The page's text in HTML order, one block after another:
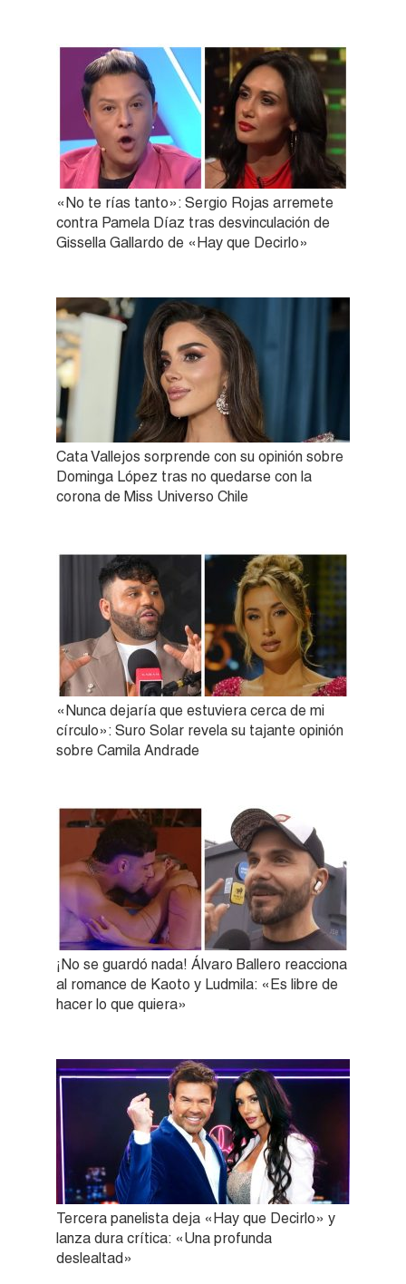
«No te rías tanto»: Sergio Rojas arremete
contra Pamela Díaz tras desvinculación de
Gissella Gallardo de «Hay que Decirlo»
Cata Vallejos sorprende con su opinión sobre
Dominga López tras no quedarse con la
corona de Miss Universo Chile
«Nunca dejaría que estuviera cerca de mi
círculo»: Suro Solar revela su tajante opinión
sobre Camila Andrade
¡No se guardó nada! Álvaro Ballero reacciona
al romance de Kaoto y Ludmila: «Es libre de
hacer lo que quiera»
Tercera panelista deja «Hay que Decirlo» y
lanza dura crítica: «Una profunda
deslealtad»